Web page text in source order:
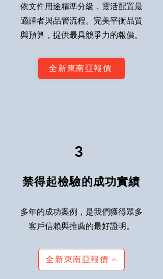
依文件用途精準分級，靈活配置最
適譯者與品管流程。完美平衡品質
與預算，提供最具競爭力的報價。
全新東南亞報價
3
禁得起檢驗的成功實績
多年的成功案例，是我們獲得眾多
客戶信賴與推薦的最好證明。
全新東南亞報價